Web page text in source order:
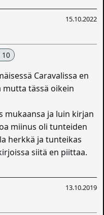
15.10.2022
Caravalissa en
tässä oikein
mukaansa ja luin kirjan
miinus oli tunteiden
herkkä ja tunteikas
siitä en piittaa.
13.10.2019